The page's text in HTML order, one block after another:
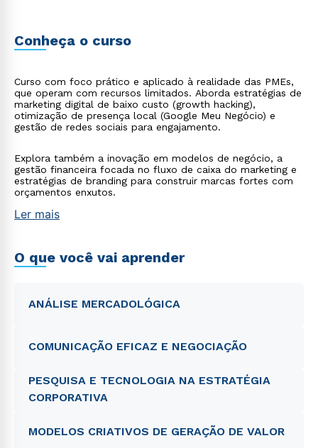
Conheça o curso
Curso com foco prático e aplicado à realidade das PMEs,
que operam com recursos limitados. Aborda estratégias de
marketing digital de baixo custo (growth hacking),
otimização de presença local (Google Meu Negócio) e
gestão de redes sociais para engajamento.
Explora também a inovação em modelos de negócio, a
gestão financeira focada no fluxo de caixa do marketing e
estratégias de branding para construir marcas fortes com
orçamentos enxutos.
Ler mais
O que você vai aprender
ANÁLISE MERCADOLÓGICA
COMUNICAÇÃO EFICAZ E NEGOCIAÇÃO
PESQUISA E TECNOLOGIA NA ESTRATÉGIA
CORPORATIVA
MODELOS CRIATIVOS DE GERAÇÃO DE VALOR